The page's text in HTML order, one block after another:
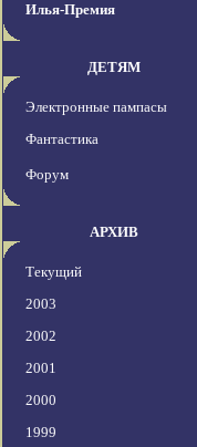
Илья-Премия
ДЕТЯМ
Электронные пампасы
Фантастика
Форум
АРХИВ
Текущий
2003
2002
2001
2000
1999